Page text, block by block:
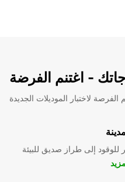
- اغتنم الفرضة
الفرصة لاختبار الموديلات الجديدة
إلى طراز صديق للبيئة